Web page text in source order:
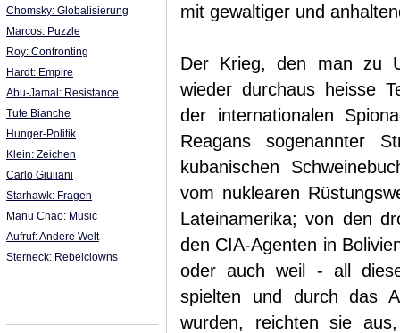
Chomsky: Globalisierung
Marcos: Puzzle
Roy: Confronting
Hardt: Empire
Abu-Jamal: Resistance
Tute Bianche
Hunger-Politik
Klein: Zeichen
Carlo Giuliani
Starhawk: Fragen
Manu Chao: Music
Aufruf: Andere Welt
Sterneck: Rebelclowns
mit gewaltiger und
Der Krieg, den man zu
wieder durchaus heisse
der internationalen
Reagans sogenannter
kubanischen
vom nuklearen
Lateinamerika; von den
den CIA-Agenten in
oder auch weil - all
spielten und durch das
wurden, reichten sie